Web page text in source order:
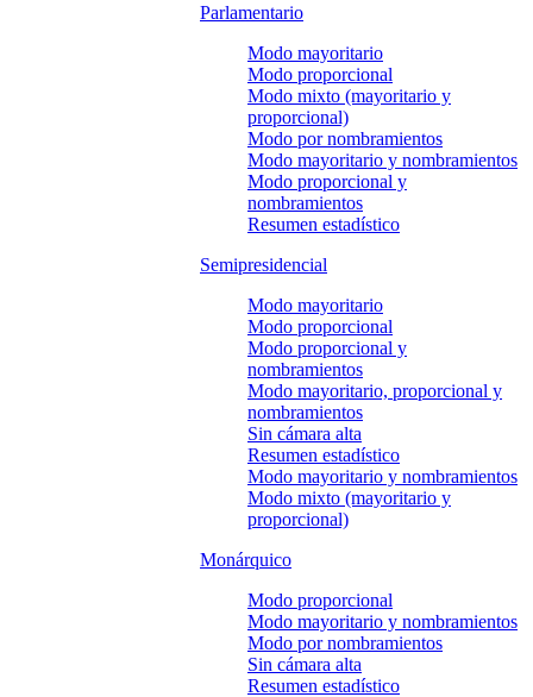
Parlamentario
Modo mayoritario
Modo proporcional
Modo mixto (mayoritario y
proporcional)
Modo por nombramientos
Modo mayoritario y nombramientos
Modo proporcional y
nombramientos
Resumen estadístico
Semipresidencial
Modo mayoritario
Modo proporcional
Modo proporcional y
nombramientos
Modo mayoritario, proporcional y
nombramientos
Sin cámara alta
Resumen estadístico
Modo mayoritario y nombramientos
Modo mixto (mayoritario y
proporcional)
Monárquico
Modo proporcional
Modo mayoritario y nombramientos
Modo por nombramientos
Sin cámara alta
Resumen estadístico